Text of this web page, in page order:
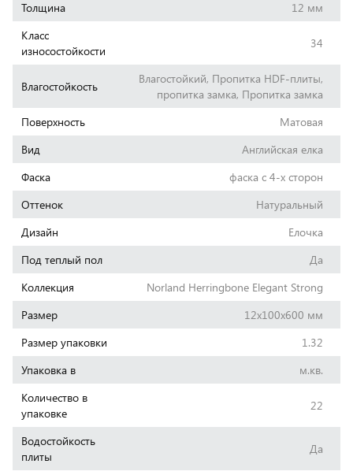
Толщина
12 мм
Класс
износостойкости
34
Влагостойкость
Влагостойкий, Пропитка HDF-плиты,
пропитка замка, Пропитка замка
Поверхность
Матовая
Вид
Английская елка
Фаска
фаска с 4-х сторон
Оттенок
Натуральный
Дизайн
Елочка
Под теплый пол
Да
Коллекция
Norland Herringbone Elegant Strong
Размер
12x100x600 мм
Размер упаковки
1.32
Упаковка в
м.кв.
Количество в
упаковке
22
Водостойкость
плиты
Да